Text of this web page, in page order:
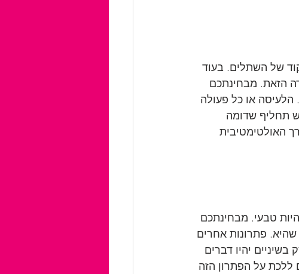
של השתלים. בעוד
הזאת. מבחינתכם
או כל פעולה
תחליף שדומה
האולטימטיבית
טבעי. מבחינתכם
פתרונות אחרים
יהיו דברים
על הפתרון הזה